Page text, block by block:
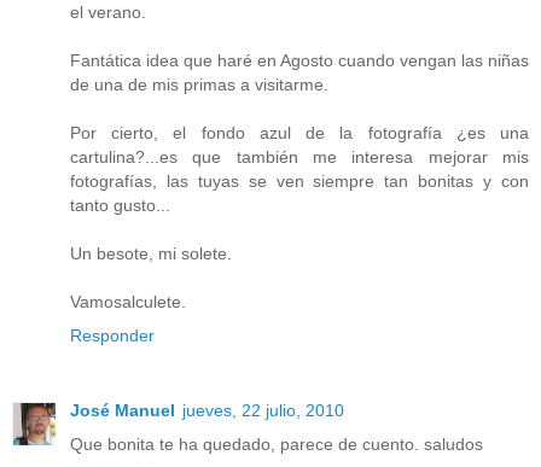
el verano.
Fantática idea que haré en Agosto cuando vengan las niñas
de una de mis primas a visitarme.
Por cierto, el fondo azul de la fotografía ¿es una
cartulina?...es que también me interesa mejorar mis
fotografías, las tuyas se ven siempre tan bonitas y con
tanto gusto...
Un besote, mi solete.
Vamosalculete.
Responder
José Manuel jueves, 22 julio, 2010
Que bonita te ha quedado, parece de cuento. saludos